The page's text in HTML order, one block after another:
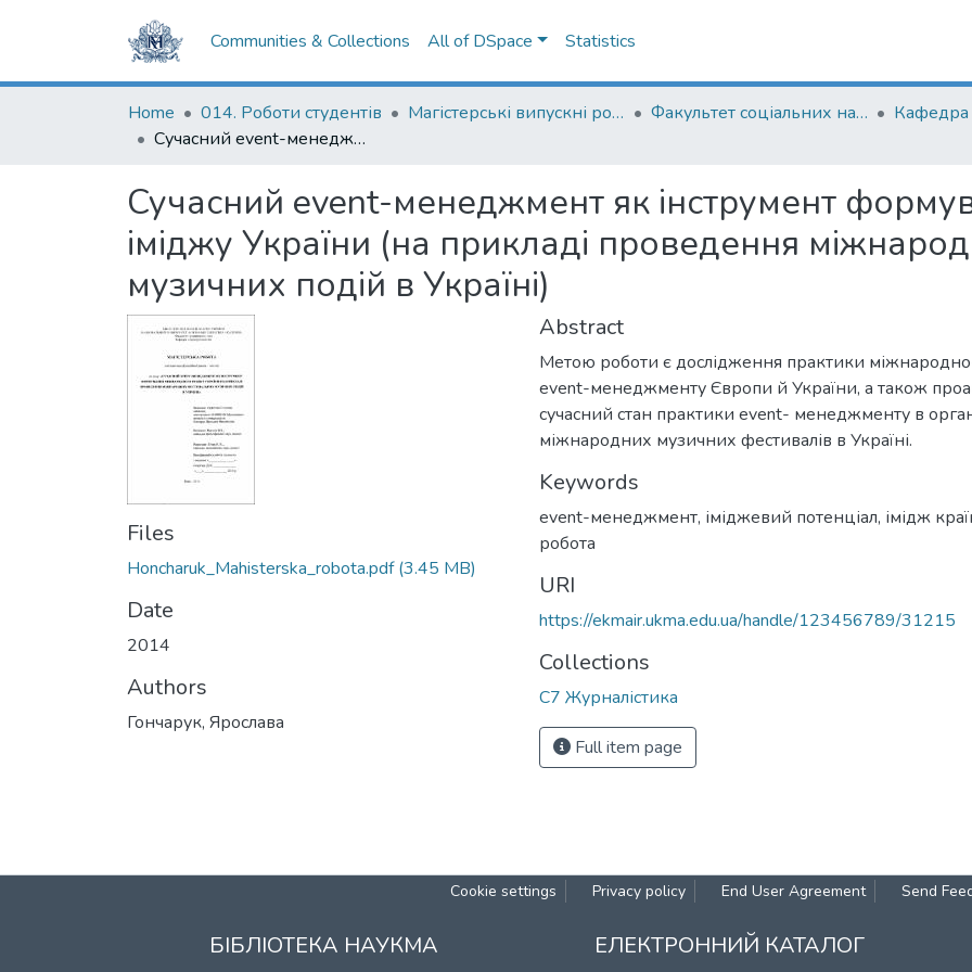
Communities & Collections All of DSpace Statistics
Home 014. Роботи студентів Магістерські випускні роботи Факультет соціальних наук і соціальних технологій
Сучасний event-менеджмент як інструмент формування міжнародного іміджу України (на прикладі проведення міжнародних фестивальних музичних подій в Україні)
Сучасний event-менеджмент як інструмент
іміджу України (на прикладі проведення
музичних подій в Україні)
Files
Honcharuk_Mahisterska_robota.pdf(3.45 MB)
Date
2014
Authors
Гончарук, Ярослава
Abstract
Метою роботи є дослідження практики
event-менеджменту Європи й України, а також
сучасний стан практики event- менеджменту в
міжнародних музичних фестивалів в Україні.
Keywords
event-менеджмент, іміджевий потенціал, імідж
робота
URI
https://ekmair.ukma.edu.ua/handle/123456789/31215
Collections
С7 Журналістика
Full item page
Cookie settings Privacy policy End User Agreement Send
БІБЛІОТЕКА НАУКМА ЕЛЕКТРОННИЙ КАТАЛОГ